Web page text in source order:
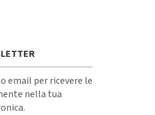
email per ricevere le
nella tua